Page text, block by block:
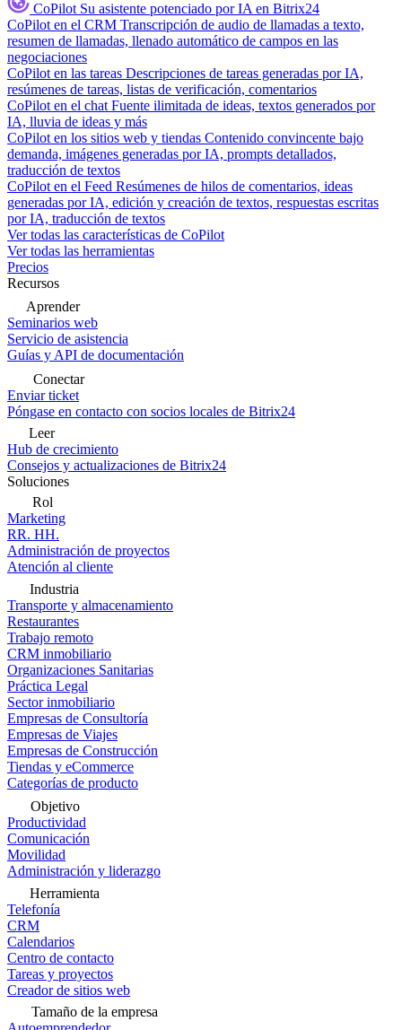
CoPilot Su asistente potenciado por IA en Bitrix24
CoPilot en el CRM Transcripción de audio de llamadas a texto,
resumen de llamadas, llenado automático de campos en las
negociaciones
CoPilot en las tareas Descripciones de tareas generadas por IA,
resúmenes de tareas, listas de verificación, comentarios
CoPilot en el chat Fuente ilimitada de ideas, textos generados por
IA, lluvia de ideas y más
CoPilot en los sitios web y tiendas Contenido convincente bajo
demanda, imágenes generadas por IA, prompts detallados,
traducción de textos
CoPilot en el Feed Resúmenes de hilos de comentarios, ideas
generadas por IA, edición y creación de textos, respuestas escritas
por IA, traducción de textos
Ver todas las características de CoPilot
Ver todas las herramientas
Precios
Recursos
Aprender
Seminarios web
Servicio de asistencia
Guías y API de documentación
Conectar
Enviar ticket
Póngase en contacto con socios locales de Bitrix24
Leer
Hub de crecimiento
Consejos y actualizaciones de Bitrix24
Soluciones
Rol
Marketing
RR. HH.
Administración de proyectos
Atención al cliente
Industria
Transporte y almacenamiento
Restaurantes
Trabajo remoto
CRM inmobiliario
Organizaciones Sanitarias
Práctica Legal
Sector inmobiliario
Empresas de Consultoría
Empresas de Viajes
Empresas de Construcción
Tiendas y eCommerce
Categorías de producto
Objetivo
Productividad
Comunicación
Movilidad
Administración y liderazgo
Herramienta
Telefonía
CRM
Calendarios
Centro de contacto
Tareas y proyectos
Creador de sitios web
Tamaño de la empresa